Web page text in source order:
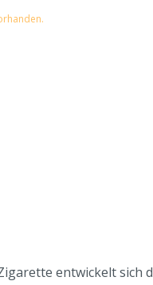
entwickelt sich